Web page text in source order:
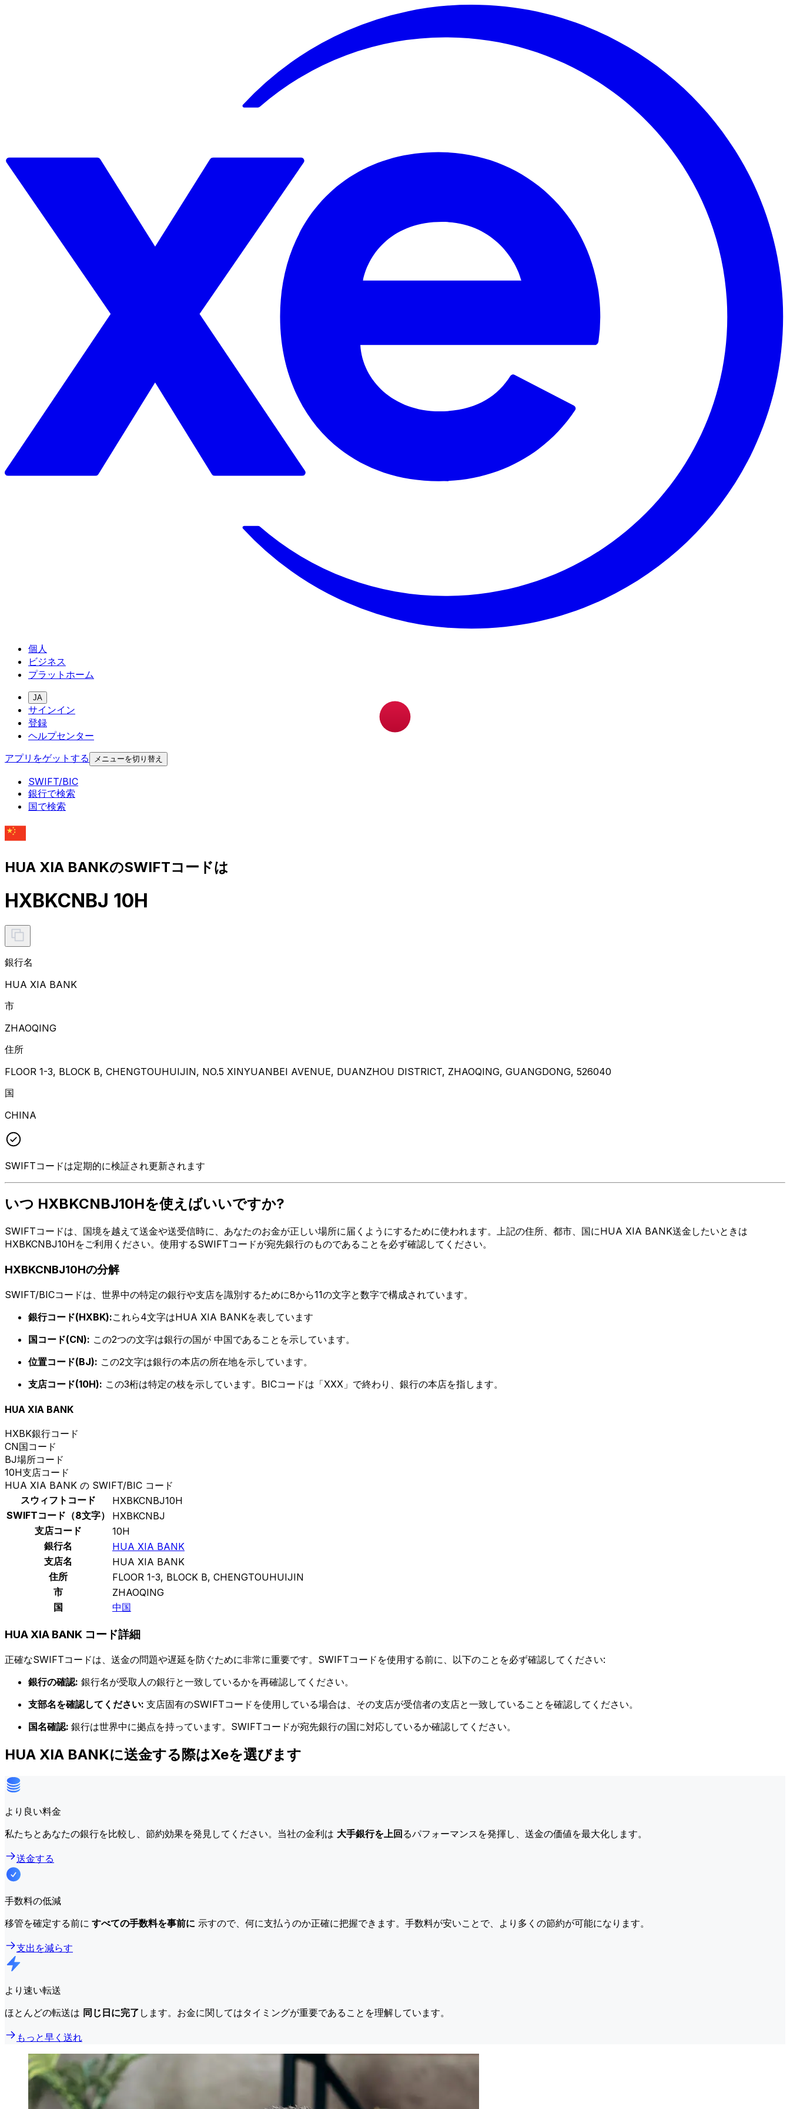
個人
ビジネス
プラットホーム
JA
サインイン
登録
ヘルプセンター
アプリをゲットする
メニューを切り替え
SWIFT/BIC
銀行で検索
国で検索
HUA XIA BANKのSWIFTコードは
HXBKCNBJ 10H
銀行名
HUA XIA BANK
市
ZHAOQING
住所
FLOOR 1-3, BLOCK B, CHENGTOUHUIJIN, NO.5 XINYUANBEI AVENUE, DUANZHOU DISTRICT, ZHAOQING, GUANGDONG, 526040
国
CHINA
SWIFTコードは定期的に検証され更新されます
いつ HXBKCNBJ10Hを使えばいいですか?
SWIFTコードは、国境を越えて送金や送受信時に、あなたのお金が正しい場所に届くようにするために使われます。上記の住所、都市、国にHUA XIA BANK送金したいときは
HXBKCNBJ10Hをご利用ください。使用するSWIFTコードが宛先銀行のものであることを必ず確認してください。
HXBKCNBJ10Hの分解
SWIFT/BICコードは、世界中の特定の銀行や支店を識別するために8から11の文字と数字で構成されています。
銀行コード(HXBK):これら4文字はHUA XIA BANKを表しています
国コード(CN): この2つの文字は銀行の国が 中国であることを示しています。
位置コード(BJ): この2文字は銀行の本店の所在地を示しています。
支店コード(10H): この3桁は特定の枝を示しています。BICコードは「XXX」で終わり、銀行の本店を指します。
HUA XIA BANK
HXBK銀行コード
CN国コード
BJ場所コード
10H支店コード
HUA XIA BANK の SWIFT/BIC コード
スウィフトコード
HXBKCNBJ10H
SWIFTコード（8文字）
HXBKCNBJ
支店コード
10H
銀行名
HUA XIA BANK
支店名
HUA XIA BANK
住所
FLOOR 1-3, BLOCK B, CHENGTOUHUIJIN
市
ZHAOQING
国
中国
HUA XIA BANK コード詳細
正確なSWIFTコードは、送金の問題や遅延を防ぐために非常に重要です。SWIFTコードを使用する前に、以下のことを必ず確認してください:
銀行の確認: 銀行名が受取人の銀行と一致しているかを再確認してください。
支部名を確認してください: 支店固有のSWIFTコードを使用している場合は、その支店が受信者の支店と一致していることを確認してください。
国名確認: 銀行は世界中に拠点を持っています。SWIFTコードが宛先銀行の国に対応しているか確認してください。
HUA XIA BANKに送金する際はXeを選びます
より良い料金
私たちとあなたの銀行を比較し、節約効果を発見してください。当社の金利は 大手銀行を上回るパフォーマンスを発揮し、送金の価値を最大化します。
送金する
手数料の低減
移管を確定する前に すべての手数料を事前に 示すので、何に支払うのか正確に把握できます。手数料が安いことで、より多くの節約が可能になります。
支出を減らす
より速い転送
ほとんどの転送は 同じ日に完了 します。お金に関してはタイミングが重要であることを理解しています。
もっと早く送れ